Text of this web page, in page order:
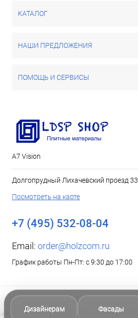
КАТАЛОГ
НАШИ ПРЕДЛОЖЕНИЯ
ПОМОЩЬ И СЕРВИСЫ
А7 Vision
Долгопрудный Лихачевский проезд 33
Посмотреть на карте
+7 (495) 532-08-04
Email: order@holzcom.ru
График работы Пн-Пт: с 9:30 до 17:00
Дизайнерам Фасады